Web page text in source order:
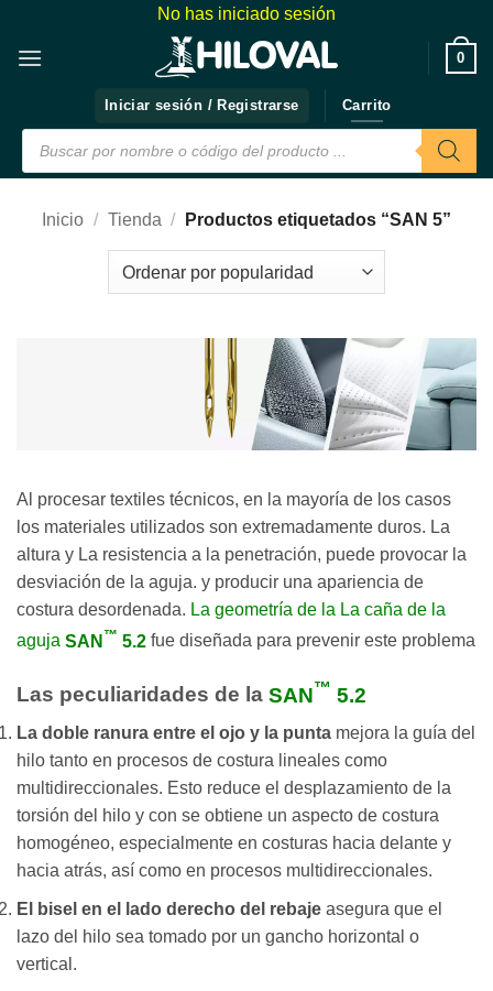
contenido
No has iniciado sesión
0
Iniciar sesión / Registrarse Carrito
Búsqueda
Inicio / Tienda / Productos etiquetados “SAN 5”
Al procesar textiles técnicos, en la mayoría de los casos
los materiales utilizados son extremadamente duros. La
altura y La resistencia a la penetración, puede provocar la
desviación de la aguja. y producir una apariencia de
costura desordenada. La geometría de la La caña de la
aguja SAN ™ 5.2 fue diseñada para prevenir este problema
Las peculiaridades de la SAN™ 5.2
La doble ranura entre el ojo y la punta mejora la guía del
hilo tanto en procesos de costura lineales como
multidireccionales. Esto reduce el desplazamiento de la
torsión del hilo y con se obtiene un aspecto de costura
homogéneo, especialmente en costuras hacia delante y
hacia atrás, así como en procesos multidireccionales.
El bisel en el lado derecho del rebaje asegura que el
lazo del hilo sea tomado por un gancho horizontal o
vertical.